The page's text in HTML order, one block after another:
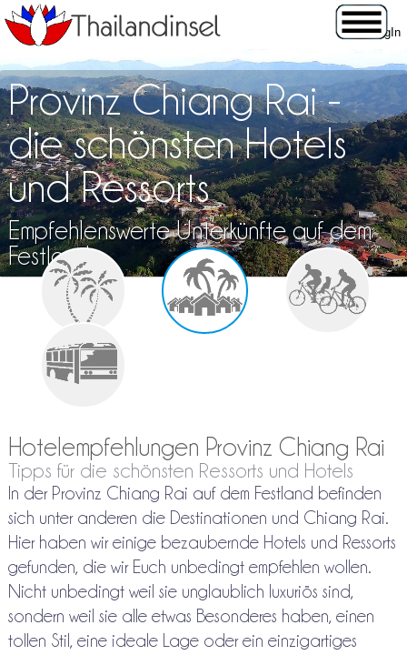
Provinz Chiang Rai -
die schönsten Hotels
und Ressorts
Empfehlenswerte Unterkünfte auf dem
Festland
Hotelempfehlungen Provinz Chiang Rai
Tipps für die schönsten Ressorts und Hotels
In der Provinz Chiang Rai auf dem Festland befinden
sich unter anderen die Destinationen und Chiang Rai.
Hier haben wir einige bezaubernde Hotels und Ressorts
gefunden, die wir Euch unbedingt empfehlen wollen.
Nicht unbedingt weil sie unglaublich luxuriös sind,
sondern weil sie alle etwas Besonderes haben, einen
tollen Stil, eine ideale Lage oder ein einzigartiges